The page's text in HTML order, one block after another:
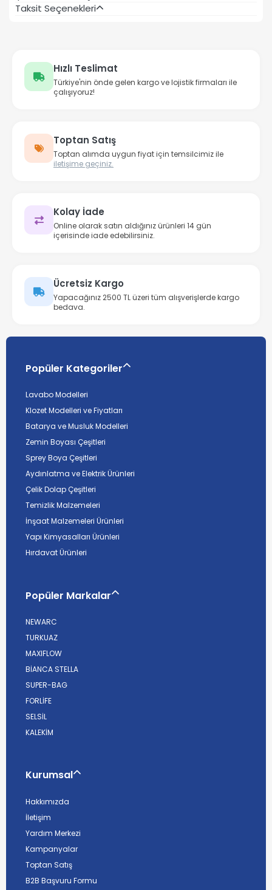
Taksit Seçenekleri
Hızlı Teslimat
Türkiye'nin önde gelen kargo ve lojistik firmaları ile
çalışıyoruz!
Toptan Satış
Toptan alımda uygun fiyat için temsilcimiz ile
iletişime geçiniz.
Kolay İade
Online olarak satın aldığınız ürünleri 14 gün
içerisinde iade edebilirsiniz.
Ücretsiz Kargo
Yapacağınız 2500 TL üzeri tüm alışverişlerde kargo
bedava.
Popüler Kategoriler
Lavabo Modelleri
Klozet Modelleri ve Fiyatları
Batarya ve Musluk Modelleri
Zemin Boyası Çeşitleri
Sprey Boya Çeşitleri
Aydınlatma ve Elektrik Ürünleri
Çelik Dolap Çeşitleri
Temizlik Malzemeleri
İnşaat Malzemeleri Ürünleri
Yapı Kimyasalları Ürünleri
Hırdavat Ürünleri
Popüler Markalar
NEWARC
TURKUAZ
MAXIFLOW
BİANCA STELLA
SUPER-BAG
FORLİFE
SELSİL
KALEKİM
Kurumsal
Hakkımızda
İletişim
Yardım Merkezi
Kampanyalar
Toptan Satış
B2B Başvuru Formu